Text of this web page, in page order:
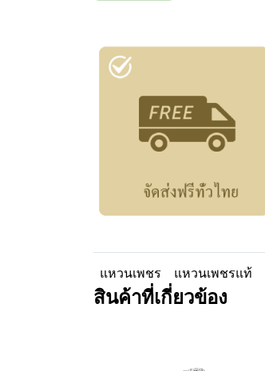
แหวนเพชร แหวนเพชรแท้
สินค้าที่เกี่ยวข้อง